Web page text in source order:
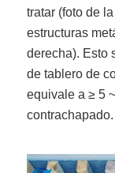
tratar (foto de
estructuras
derecha). Esto
de tablero de
equivale a ≥ 5
contrachapado.